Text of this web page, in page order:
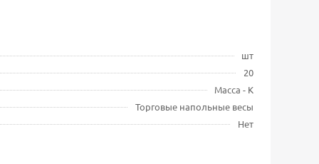
шт
20
Масса - К
Торговые напольные весы
Нет